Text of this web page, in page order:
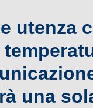
utenza
una